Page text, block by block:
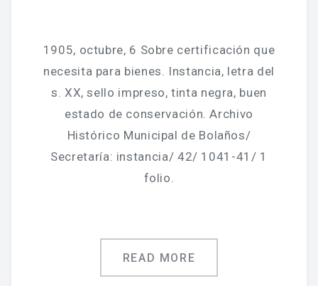
1905, octubre, 6 Sobre certificación que
necesita para bienes. Instancia, letra del
s. XX, sello impreso, tinta negra, buen
estado de conservación. Archivo
Histórico Municipal de Bolaños/
Secretaría: instancia/ 42/ 1041-41/ 1
folio.
READ MORE